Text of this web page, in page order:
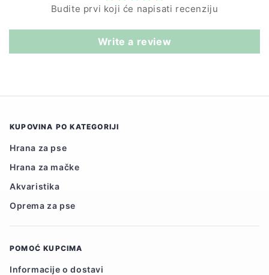
Budite prvi koji će napisati recenziju
Write a review
KUPOVINA PO KATEGORIJI
Hrana za pse
Hrana za mačke
Akvaristika
Oprema za pse
POMOĆ KUPCIMA
Informacije o dostavi